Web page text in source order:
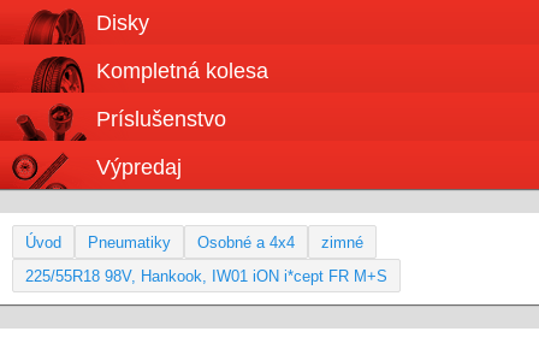
Disky
Kompletná kolesa
Príslušenstvo
Výpredaj
Úvod Pneumatiky Osobné a 4x4
zimné
225/55R18 98V, Hankook, IW01 iON i*cept FR M+S